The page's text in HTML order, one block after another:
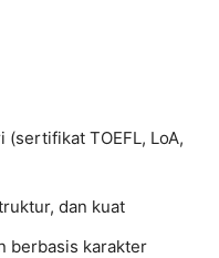
TOEFL, LoA,
dan kuat
berbasis karakter